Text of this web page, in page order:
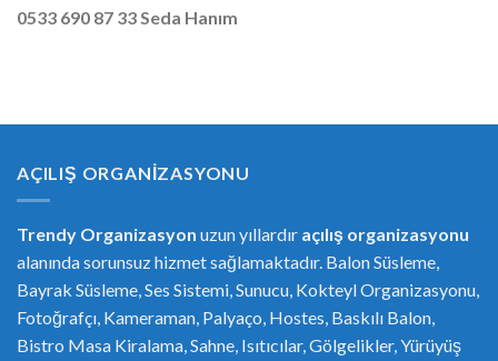
0533 690 87 33 Seda Hanım
AÇILIŞ ORGANIZASYONU
Trendy Organizasyon uzun yıllardır açılış organizasyonu
alanında sorunsuz hizmet sağlamaktadır. Balon Süsleme,
Bayrak Süsleme, Ses Sistemi, Sunucu, Kokteyl Organizasyonu,
Fotoğrafçı, Kameraman, Palyaço, Hostes, Baskılı Balon,
Bistro Masa Kiralama, Sahne, Isıtıcılar, Gölgelikler, Yürüyüş